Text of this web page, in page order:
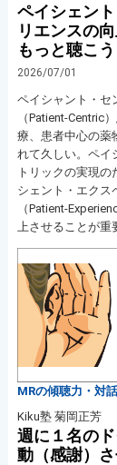
ペイシェン
リエンスの
もっと聴こう
2026/07/01
ペイシャント・セ
（Patient-Centric
療、患者中心の薬
れて久しい。ペイ
トリックの実現の
シェント・エクス
（Patient-
上させることが重
MRの傾聴力・対
Kiku塾 菊岡正芳
週に１名の
動（感謝）